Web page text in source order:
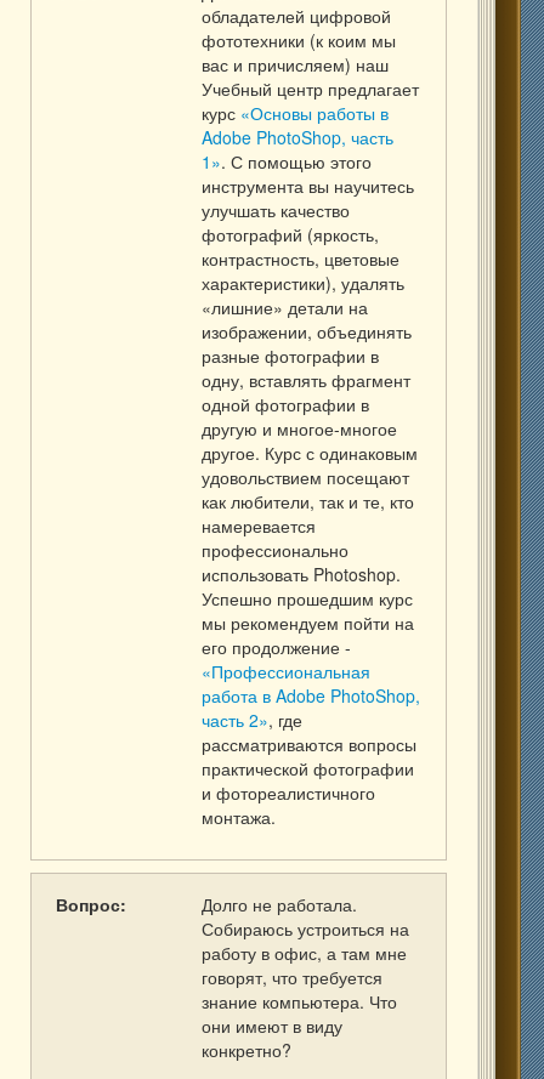
обладателей цифровой
фототехники (к коим мы
вас и причисляем) наш
Учебный центр предлагает
курс «Основы работы в
Adobe PhotoShop, часть
1». С помощью этого
инструмента вы научитесь
улучшать качество
фотографий (яркость,
контрастность, цветовые
характеристики), удалять
«лишние» детали на
изображении, объединять
разные фотографии в
одну, вставлять фрагмент
одной фотографии в
другую и многое-многое
другое. Курс с одинаковым
удовольствием посещают
как любители, так и те, кто
намеревается
профессионально
использовать Photoshop.
Успешно прошедшим курс
мы рекомендуем пойти на
его продолжение -
«Профессиональная
работа в Adobe PhotoShop,
часть 2», где
рассматриваются вопросы
практической фотографии
и фотореалистичного
монтажа.
Вопрос:
Долго не работала.
Собираюсь устроиться на
работу в офис, а там мне
говорят, что требуется
знание компьютера. Что
они имеют в виду
конкретно?